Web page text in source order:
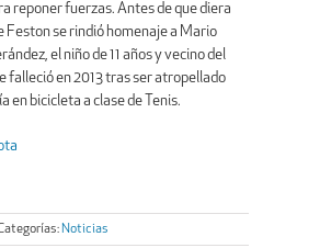
reponer fuerzas. Antes de que diera
Feston se rindió homenaje a Mario
el niño de 11 años y vecino del
falleció en 2013 tras ser atropellado
en bicicleta a clase de Tenis.
Noticias